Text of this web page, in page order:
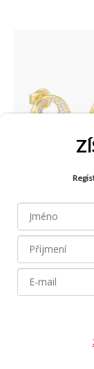
35.00 €
Moon Drops
GUESS